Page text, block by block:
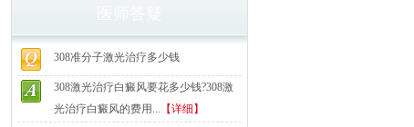
308准分子激光治疗多少钱
308激光治疗白癜风要花多少钱?308激
光治疗白癜风的费用... 【详细】